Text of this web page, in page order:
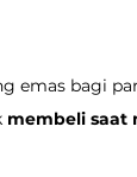
emas bagi
membeli saat